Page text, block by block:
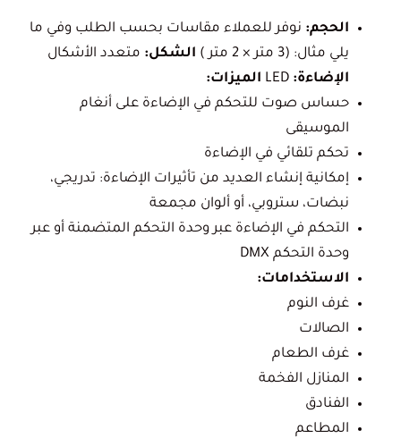
الحجم: نوفر للعملاء مقاسات بحسب الطلب وفي ما
يلي مثال: (3 متر × 2 متر )
الشكل: متعدد الأشكال
الإضاءة:
الميزات:
حساس صوت للتحكم في الإضاءة على أنغام
الموسيقى
تحكم تلقائي في الإضاءة
إمكانية إنشاء العديد من تأثيرات الإضاءة: تدريجي،
نبضات، ستروبي، أو ألوان مجمعة
التحكم في الإضاءة عبر وحدة التحكم المتضمنة أو عبر
وحدة التحكم DMX
الاستخدامات:
غرف النوم
الصالات
غرف الطعام
المنازل الفخمة
الفنادق
المطاعم